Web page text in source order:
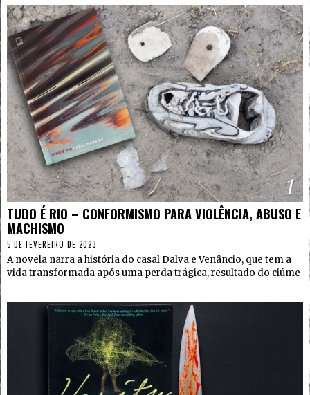
1
TUDO É RIO – CONFORMISMO PARA VIOLÊNCIA, ABUSO E
MACHISMO
5 DE FEVEREIRO DE 2023
A novela narra a história do casal Dalva e Venâncio, que tem a
vida transformada após uma perda trágica, resultado do ciúme